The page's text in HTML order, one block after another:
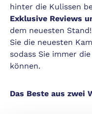
hinter die Kulissen
Exklusive Reviews
dem neuesten
Sie die neuesten
sodass Sie immer
können.
Das Beste aus zwei